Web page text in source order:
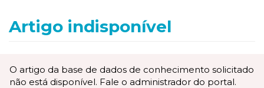
Artigo indisponível
O artigo da base de dados de conhecimento solicitado
não está disponível. Fale o administrador do portal.